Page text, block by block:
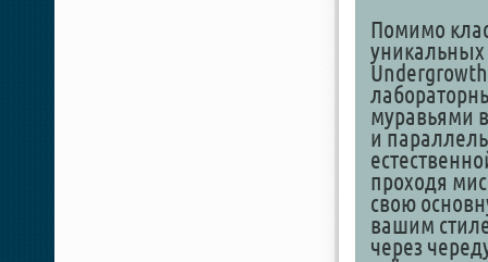
Помимо
уникальных
муравьями
и
проходя
свою
вашим
через